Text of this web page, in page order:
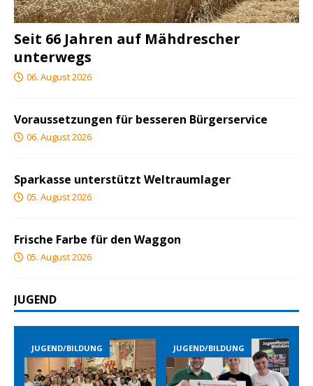
Seit 66 Jahren auf Mähdrescher
unterwegs
06. August 2026
Voraussetzungen für besseren Bürgerservice
06. August 2026
Sparkasse unterstützt Weltraumlager
05. August 2026
Frische Farbe für den Waggon
05. August 2026
JUGEND
BILDUNG JUGEND/BILDUNG JUGEND/